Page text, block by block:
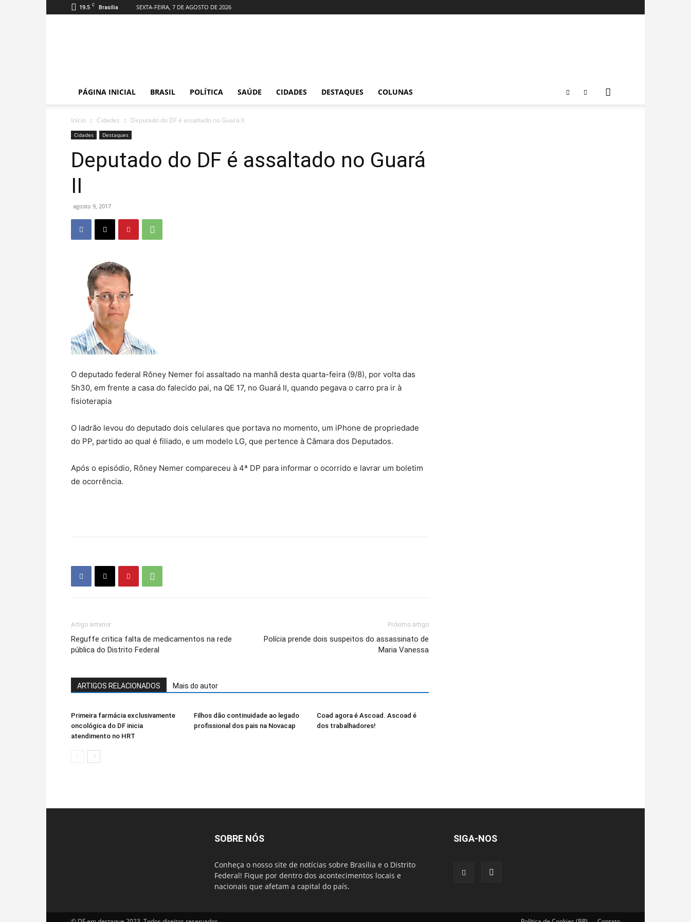
19.5 C Brasília SEXTA-FEIRA, 7 DE AGOSTO DE 2026
PÁGINA INICIAL BRASIL POLÍTICA SAÚDE CIDADES DESTAQUES COLUNAS
Início Cidades Deputado do DF é assaltado no Guará II
Cidades Destaques
Deputado do DF é assaltado no Guará
II
agosto 9, 2017
O deputado federal Rôney Nemer foi assaltado na manhã desta quarta-feira (9/8), por volta das
5h30, em frente a casa do falecido pai, na QE 17, no Guará II, quando pegava o carro pra ir à
fisioterapia
O ladrão levou do deputado dois celulares que portava no momento, um iPhone de propriedade
do PP, partido ao qual é filiado, e um modelo LG, que pertence à Câmara dos Deputados.
Após o episódio, Rôney Nemer compareceu à 4ª DP para informar o ocorrido e lavrar um boletim
de ocorrência.
Artigo anterior
Reguffe critica falta de medicamentos na rede
pública do Distrito Federal
Próximo artigo
Polícia prende dois suspeitos do assassinato de
Maria Vanessa
ARTIGOS RELACIONADOS Mais do autor
Primeira farmácia exclusivamente
oncológica do DF inicia
atendimento no HRT
Filhos dão continuidade ao legado
profissional dos pais na Novacap
Coad agora é Ascoad. Ascoad é
dos trabalhadores!
SOBRE NÓS
Conheça o nosso site de notícias sobre Brasília e o Distrito
Federal! Fique por dentro dos acontecimentos locais e
nacionais que afetam a capital do país.
SIGA-NOS